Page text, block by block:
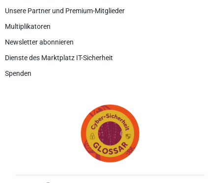
Unsere Partner und Premium-Mitglieder
Multiplikatoren
Newsletter abonnieren
Dienste des Marktplatz IT-Sicherheit
Spenden